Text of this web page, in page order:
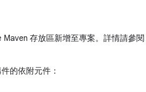
存放區新增至專案。詳情請參閱
的依附元件：